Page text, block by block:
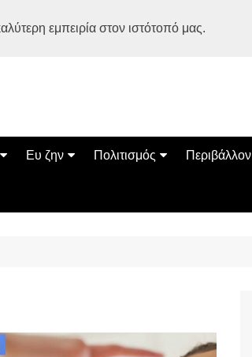
εμπειρία στον ιστότοπό μας.
Ευ ζην
Αυτοβελτίωση
Πολιτισμός
Εκδηλώσεις
Βόλτα στην Ελλάδα
Περιβάλλον
Οικολογία